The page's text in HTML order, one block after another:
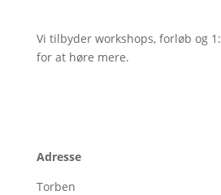
Vi tilbyder workshops, forløb og
for at høre mere.
Adresse
Torben